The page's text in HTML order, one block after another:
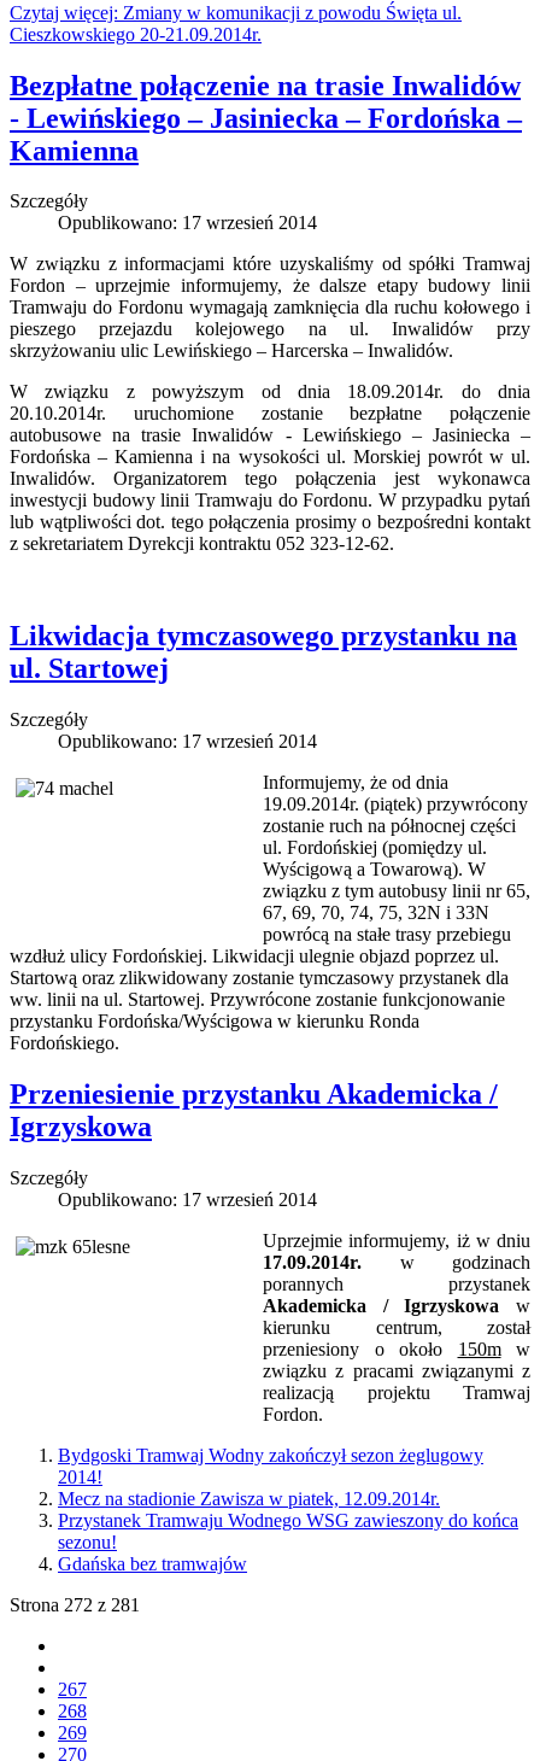
Czytaj więcej: Zmiany w komunikacji z powodu Święta ul.
Cieszkowskiego 20-21.09.2014r.
Bezpłatne połączenie na trasie Inwalidów
- Lewińskiego – Jasiniecka – Fordońska –
Kamienna
Szczegóły
Opublikowano: 17 wrzesień 2014
W związku z informacjami które uzyskaliśmy od spółki Tramwaj
Fordon – uprzejmie informujemy, że dalsze etapy budowy linii
Tramwaju do Fordonu wymagają zamknięcia dla ruchu kołowego i
pieszego przejazdu kolejowego na ul. Inwalidów przy
skrzyżowaniu ulic Lewińskiego – Harcerska – Inwalidów.
W związku z powyższym od dnia 18.09.2014r. do dnia
20.10.2014r. uruchomione zostanie bezpłatne połączenie
autobusowe na trasie Inwalidów - Lewińskiego – Jasiniecka –
Fordońska – Kamienna i na wysokości ul. Morskiej powrót w ul.
Inwalidów. Organizatorem tego połączenia jest wykonawca
inwestycji budowy linii Tramwaju do Fordonu. W przypadku pytań
lub wątpliwości dot. tego połączenia prosimy o bezpośredni kontakt
z sekretariatem Dyrekcji kontraktu 052 323-12-62.
Likwidacja tymczasowego przystanku na
ul. Startowej
Szczegóły
Opublikowano: 17 wrzesień 2014
Informujemy, że od dnia
19.09.2014r. (piątek) przywrócony
zostanie ruch na północnej części
ul. Fordońskiej (pomiędzy ul.
Wyścigową a Towarową). W
związku z tym autobusy linii nr 65,
67, 69, 70, 74, 75, 32N i 33N
powrócą na stałe trasy przebiegu
wzdłuż ulicy Fordońskiej. Likwidacji ulegnie objazd poprzez ul.
Startową oraz zlikwidowany zostanie tymczasowy przystanek dla
ww. linii na ul. Startowej. Przywrócone zostanie funkcjonowanie
przystanku Fordońska/Wyścigowa w kierunku Ronda
Fordońskiego.
Przeniesienie przystanku Akademicka /
Igrzyskowa
Szczegóły
Opublikowano: 17 wrzesień 2014
Uprzejmie informujemy, iż w dniu
17.09.2014r. w godzinach
porannych przystanek
Akademicka / Igrzyskowa w
kierunku centrum, został
przeniesiony o około 150mw
związku z pracami związanymi z
realizacją projektu Tramwaj
Fordon.
Bydgoski Tramwaj Wodny zakończył sezon żeglugowy
2014!
Mecz na stadionie Zawisza w piatek, 12.09.2014r.
Przystanek Tramwaju Wodnego WSG zawieszony do końca
sezonu!
Gdańska bez tramwajów
Strona 272 z 281
267
268
269
270